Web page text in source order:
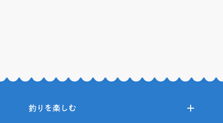
釣りを楽しむ